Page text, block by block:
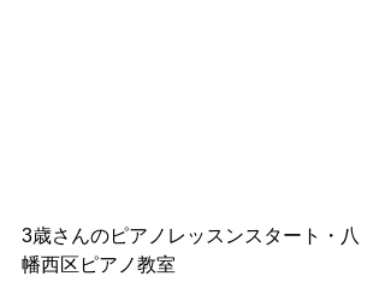
3歳さんのピアノレッスンスタート・八
幡西区ピアノ教室